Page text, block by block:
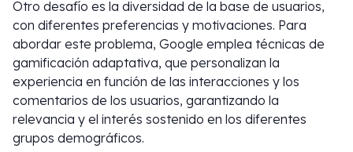
Otro desafío es la diversidad de la base de usuarios,
con diferentes preferencias y motivaciones. Para
abordar este problema, Google emplea técnicas de
gamificación adaptativa, que personalizan la
experiencia en función de las interacciones y los
comentarios de los usuarios, garantizando la
relevancia y el interés sostenido en los diferentes
grupos demográficos.